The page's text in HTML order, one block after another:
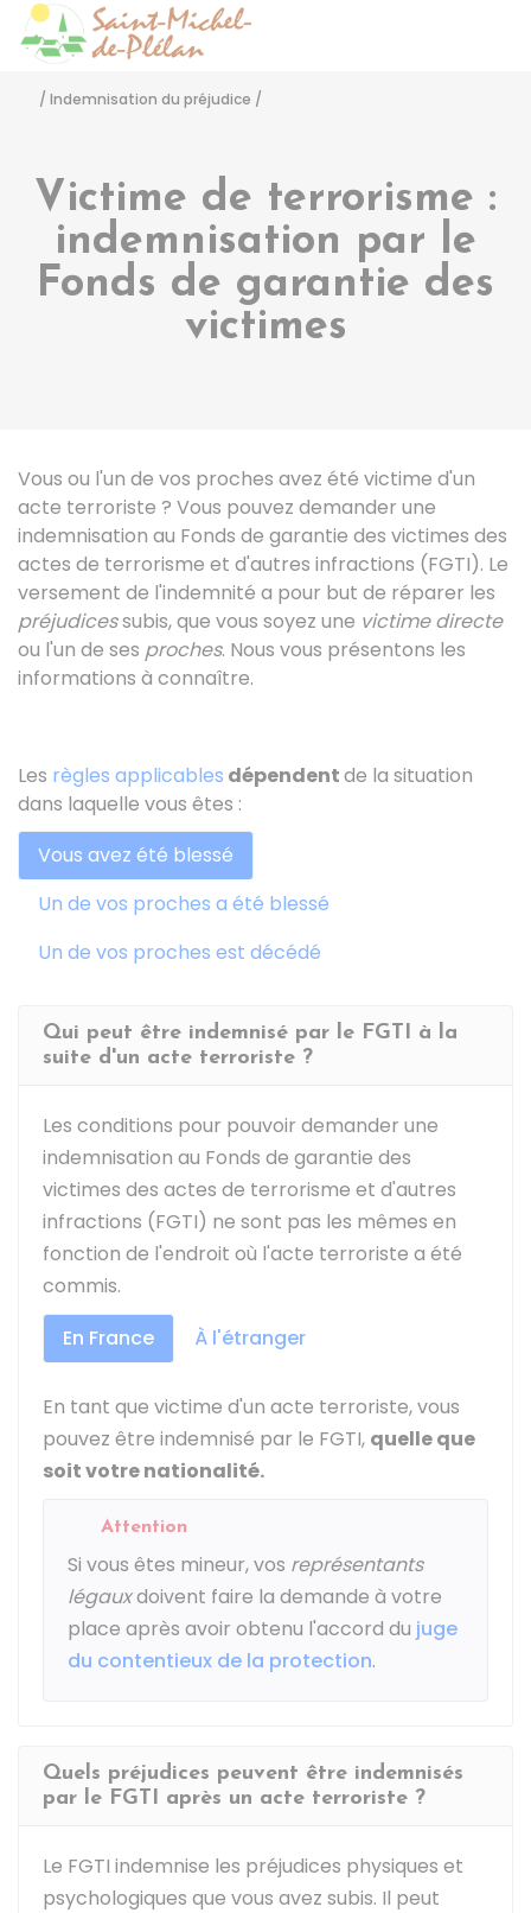
/ Indemnisation du préjudice /
Victime de terrorisme :
indemnisation par le
Fonds de garantie des
victimes
Vous ou l'un de vos proches avez été victime d'un
acte terroriste ? Vous pouvez demander une
indemnisation au Fonds de garantie des victimes des
actes de terrorisme et d'autres infractions (FGTI). Le
versement de l'indemnité a pour but de réparer les
préjudicessubis, que vous soyez une victime directe
ou l'un de ses proches. Nous vous présentons les
informations à connaître.
Les règles applicables dépendentde la situation
dans laquelle vous êtes :
Vous avez été blessé
Un de vos proches a été blessé
Un de vos proches est décédé
Qui peut être indemnisé par le FGTI à la
suite d'un acte terroriste ?
Les conditions pour pouvoir demander une
indemnisation au Fonds de garantie des
victimes des actes de terrorisme et d'autres
infractions (FGTI) ne sont pas les mêmes en
fonction de l'endroit où l'acte terroriste a été
commis.
En France
À l'étranger
En tant que victime d'un acte terroriste, vous
pouvez être indemnisé par le FGTI, quelle que
soit votre nationalité.
Attention
Si vous êtes mineur, vos représentants
légauxdoivent faire la demande à votre
place après avoir obtenu l'accord du juge
du contentieux de la protection.
Quels préjudices peuvent être indemnisés
par le FGTI après un acte terroriste ?
Le FGTI indemnise les préjudices physiques et
psychologiques que vous avez subis. Il peut